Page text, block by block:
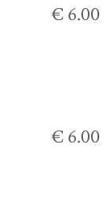
€ 6.00
€ 6.00